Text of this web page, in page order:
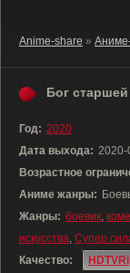
Anime-share »
Бог
Год: 2020
Дата выхода: 2020-
Возрастное
Аниме жанры:
Жанры: боевик,
искусства, Супер
Качество: